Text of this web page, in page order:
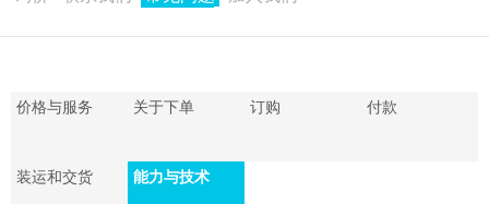
价格与服务 关于下单 订购 付款
装运和交货 能力与技术